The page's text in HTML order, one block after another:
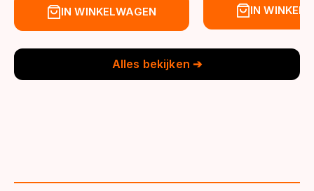
prijs
prijsIN WINKELWAGEN
prijs
prijs
IN
Alles bekijken ➔